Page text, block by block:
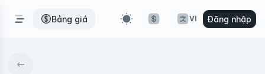
Bảng giá VI Đăng nhập